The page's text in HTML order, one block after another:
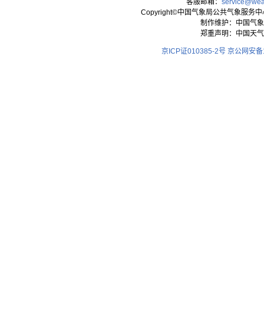
客服邮箱：
Copyright©中国气象局公共气象服务
制作维护：中国气
郑重声明：中国天
京ICP证010385-2号 京公网安